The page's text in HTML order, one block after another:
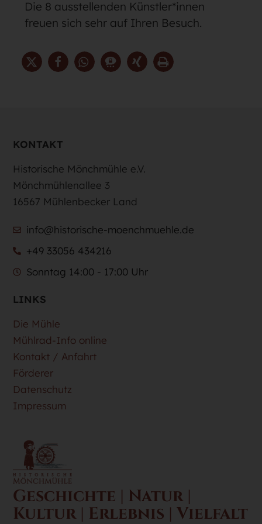
Die 8 ausstellenden Künstler*innen
freuen sich sehr auf Ihren Besuch.
Geschichte | Natur |
Kultur | Erlebnis | Vielfalt
LINKS
Die Mühle
Mühlrad-Info online
Kontakt / Anfahrt
Förderer
Datenschutz
Impressum
KONTAKT
Historische Mönchmühle e.V.
Mönchmühlenallee 3
16567 Mühlenbecker Land
info@historische-moenchmuehle.de
+49 33056 434216
Sonntag 14:00 - 17:00 Uhr